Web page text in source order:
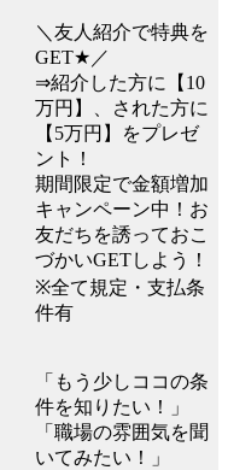
＼友人紹介で特典を
GET★／
⇒紹介した方に【10
万円】、された方に
【5万円】をプレゼ
ント！
期間限定で金額増加
キャンペーン中！お
友だちを誘っておこ
づかいGETしよう！
※全て規定・支払条
件有
「もう少しココの条
件を知りたい！」
「職場の雰囲気を聞
いてみたい！」